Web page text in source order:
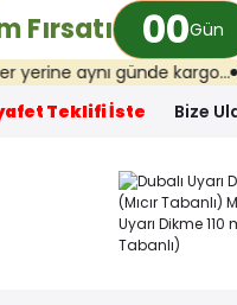
Fırsatı 00Gün
günde kargo... 0 (216) 577
Teklifi İste Bize